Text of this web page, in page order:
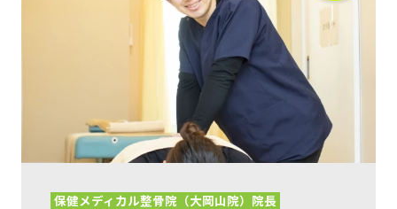
保健メディカル整骨院（大岡山院）院長